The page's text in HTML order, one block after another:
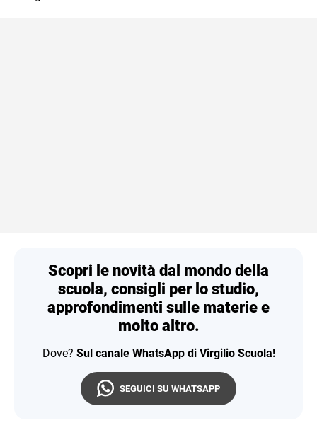
Scopri le novità dal mondo della
scuola, consigli per lo studio,
approfondimenti sulle materie e
molto altro.
Dove? Sul canale WhatsApp di Virgilio Scuola!
SEGUICI SU WHATSAPP